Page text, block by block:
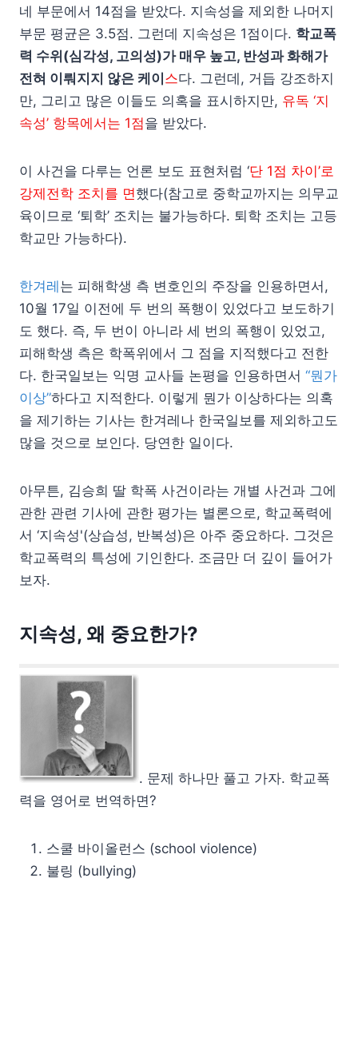
네 부문에서 14점을 받았다. 지속성을 제외한 나머지
부문 평균은 3.5점. 그런데 지속성은 1점이다. 학교폭
력 수위(심각성, 고의성)가 매우 높고, 반성과 화해가
전혀 이뤄지지 않은 케이스다. 그런데, 거듭 강조하지
만, 그리고 많은 이들도 의혹을 표시하지만, 유독 ‘지
속성’ 항목에서는 1점을 받았다.
이 사건을 다루는 언론 보도 표현처럼 ‘단 1점 차이’로
강제전학 조치를 면했다(참고로 중학교까지는 의무교
육이므로 ‘퇴학’ 조치는 불가능하다. 퇴학 조치는 고등
학교만 가능하다).
한겨레는 피해학생 측 변호인의 주장을 인용하면서,
10월 17일 이전에 두 번의 폭행이 있었다고 보도하기
도 했다. 즉, 두 번이 아니라 세 번의 폭행이 있었고,
피해학생 측은 학폭위에서 그 점을 지적했다고 전한
다. 한국일보는 익명 교사들 논평을 인용하면서 “뭔가
이상”하다고 지적한다. 이렇게 뭔가 이상하다는 의혹
을 제기하는 기사는 한겨레나 한국일보를 제외하고도
많을 것으로 보인다. 당연한 일이다.
아무튼, 김승희 딸 학폭 사건이라는 개별 사건과 그에
관한 관련 기사에 관한 평가는 별론으로, 학교폭력에
서 ‘지속성'(상습성, 반복성)은 아주 중요하다. 그것은
학교폭력의 특성에 기인한다. 조금만 더 깊이 들어가
보자.
지속성, 왜 중요한가?
. 문제 하나만 풀고 가자. 학교폭
력을 영어로 번역하면?
스쿨 바이올런스 (school violence)
불링 (bullying)